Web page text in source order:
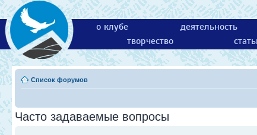
о клубе деятельность
творчество
Список форумов
Часто задаваемые вопросы